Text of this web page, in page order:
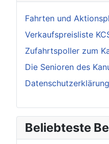
Fahrten und
Verkaufspreisliste
Zufahrtspoller zum
Die Senioren des
Datenschutzerklärung
Beliebteste